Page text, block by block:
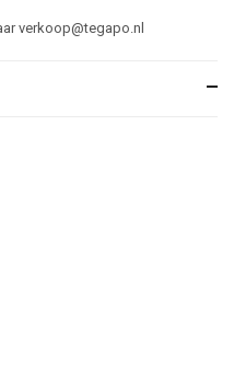
☎ Advies nodig over het juiste